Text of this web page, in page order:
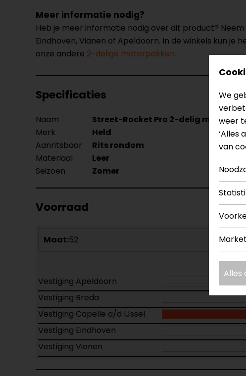
Meer informatie nodig?
Heb je meer informatie nodig over dit product? Neem
Eindhoven, Vianen of Apeldoorn. In de winkels kun
onze andere 2-delige motorpakken.
Specificaties
Naam Street-Rocket Pro 2-delig motorpak
Merk
Held
Aanritsbaar
Rits rondom
Materiaal
Leer
Seizoen
Zomer
Voorraad
Maat:52
Vestiging Apeldoorn
Vestiging Breda
Vestiging Capelle a/d IJssel
Vestiging Eindhoven
Vestiging Vianen
We
weer
‘Alles
van
Alles